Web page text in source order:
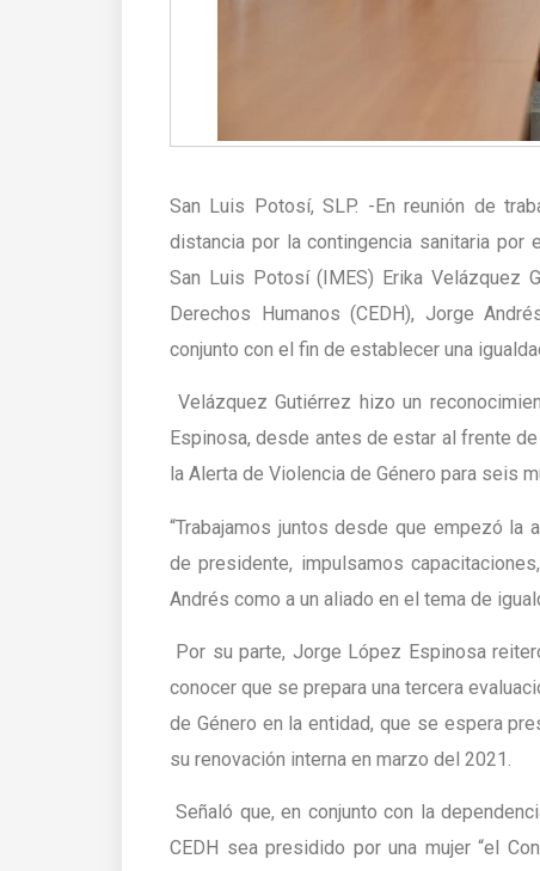
San Luis Potosí, SLP. -En reunión de
distancia por la contingencia sanitaria
San Luis Potosí (IMES) Erika Velázquez
Derechos Humanos (CEDH), Jorge
conjunto con el fin de establecer una
Velázquez Gutiérrez hizo un
Espinosa, desde antes de estar al frente
la Alerta de Violencia de Género para seis
“Trabajamos juntos desde que empezó la
de presidente, impulsamos
Andrés como a un aliado en el tema de
Por su parte, Jorge López Espinosa
conocer que se prepara una tercera
de Género en la entidad, que se espera
su renovación interna en marzo del 2021.
Señaló que, en conjunto con la
CEDH sea presidido por una mujer “el